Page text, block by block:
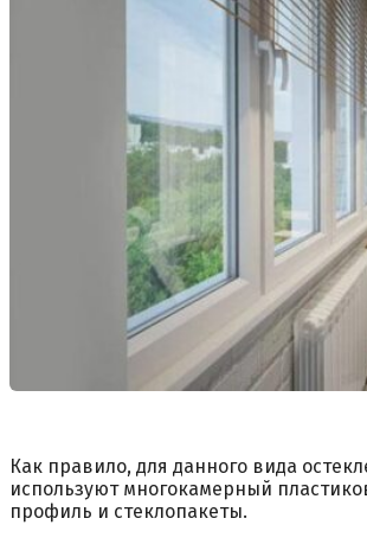
Как правило, для данного вида
используют многокамерный
профиль и стеклопакеты.